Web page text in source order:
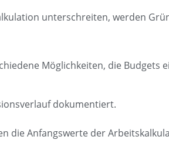
unterschreiten, werden
Möglichkeiten, die Budgets
dokumentiert.
die Anfangswerte der